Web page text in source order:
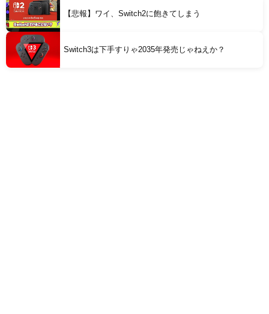
【悲報】ワイ、Switch2に飽きてしまう
Switch3は下手すりゃ2035年発売じゃねえか？